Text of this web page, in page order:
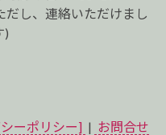
し、連絡いただけまし
)
ーポリシー] | お問合せ